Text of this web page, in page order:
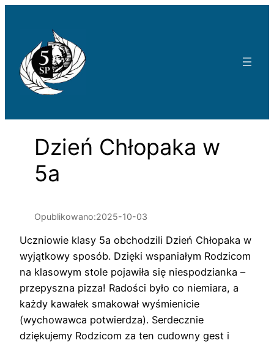
Dzień Chłopaka w
5a
Opublikowano:2025-10-03
Uczniowie klasy 5a obchodzili Dzień Chłopaka w
wyjątkowy sposób. Dzięki wspaniałym Rodzicom
na klasowym stole pojawiła się niespodzianka –
przepyszna pizza! Radości było co niemiara, a
każdy kawałek smakował wyśmienicie
(wychowawca potwierdza). Serdecznie
dziękujemy Rodzicom za ten cudowny gest i